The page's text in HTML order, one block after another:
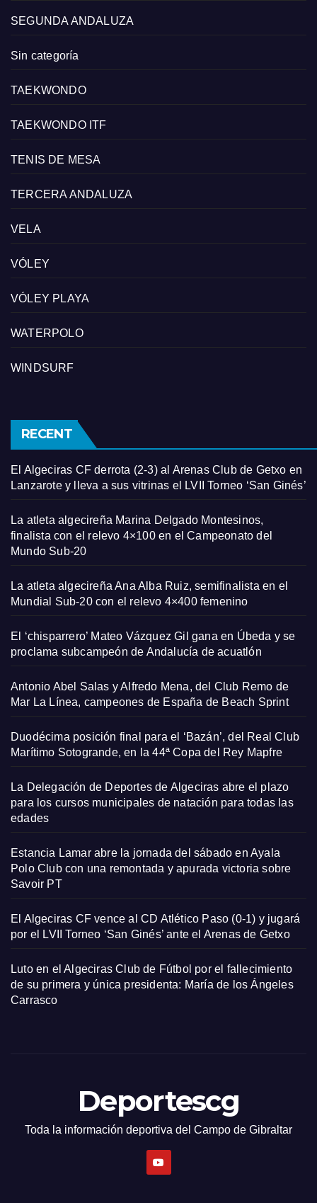
SEGUNDA ANDALUZA
Sin categoría
TAEKWONDO
TAEKWONDO ITF
TENIS DE MESA
TERCERA ANDALUZA
VELA
VÓLEY
VÓLEY PLAYA
WATERPOLO
WINDSURF
RECENT
El Algeciras CF derrota (2-3) al Arenas Club de Getxo en
Lanzarote y lleva a sus vitrinas el LVII Torneo ‘San Ginés’
La atleta algecireña Marina Delgado Montesinos,
finalista con el relevo 4×100 en el Campeonato del
Mundo Sub-20
La atleta algecireña Ana Alba Ruiz, semifinalista en el
Mundial Sub-20 con el relevo 4×400 femenino
El ‘chisparrero’ Mateo Vázquez Gil gana en Úbeda y se
proclama subcampeón de Andalucía de acuatlón
Antonio Abel Salas y Alfredo Mena, del Club Remo de
Mar La Línea, campeones de España de Beach Sprint
Duodécima posición final para el ‘Bazán’, del Real Club
Marítimo Sotogrande, en la 44ª Copa del Rey Mapfre
La Delegación de Deportes de Algeciras abre el plazo
para los cursos municipales de natación para todas las
edades
Estancia Lamar abre la jornada del sábado en Ayala
Polo Club con una remontada y apurada victoria sobre
Savoir PT
El Algeciras CF vence al CD Atlético Paso (0-1) y jugará
por el LVII Torneo ‘San Ginés’ ante el Arenas de Getxo
Luto en el Algeciras Club de Fútbol por el fallecimiento
de su primera y única presidenta: María de los Ángeles
Carrasco
Deportescg
Toda la información deportiva del Campo de Gibraltar